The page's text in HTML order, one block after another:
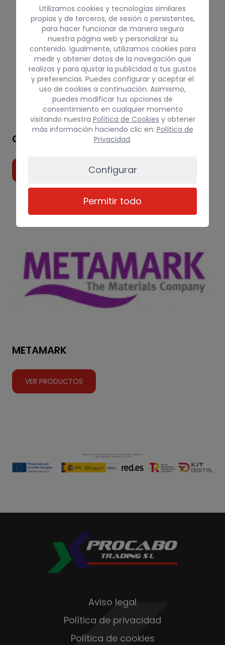
GCC LASER PRO
METAMARK
VER PRODUCTOS
Aviso legal
Política de privacidad
Política de cookies
Utilizamos cookies y tecnologías similares
propias y de terceros, de sesión o persistentes,
para hacer funcionar de manera segura
nuestra página web y personalizar su
contenido. Igualmente, utilizamos cookies para
medir y obtener datos de la navegación que
realizas y para ajustar la publicidad a tus gustos
y preferencias. Puedes configurar y aceptar el
uso de cookies a continuación. Asimismo,
puedes modificar tus opciones de
consentimiento en cualquier momento
visitando nuestra Política de Cookies y obtener
más información haciendo clic en: Política de
Privacidad.
Configurar
Permitir todo